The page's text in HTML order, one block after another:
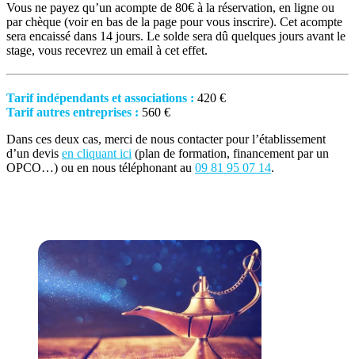
Vous ne payez qu’un acompte de 80€ à la réservation, en ligne ou
par chèque (voir en bas de la page pour vous inscrire). Cet acompte
sera encaissé dans 14 jours. Le solde sera dû quelques jours avant le
stage, vous recevrez un email à cet effet.
Tarif indépendants et associations : 420 €
Tarif autres entreprises : 560 €
Dans ces deux cas, merci de nous contacter pour l’établissement
d’un devis en cliquant ici (plan de formation, financement par un
OPCO…) ou en nous téléphonant au 09 81 95 07 14.